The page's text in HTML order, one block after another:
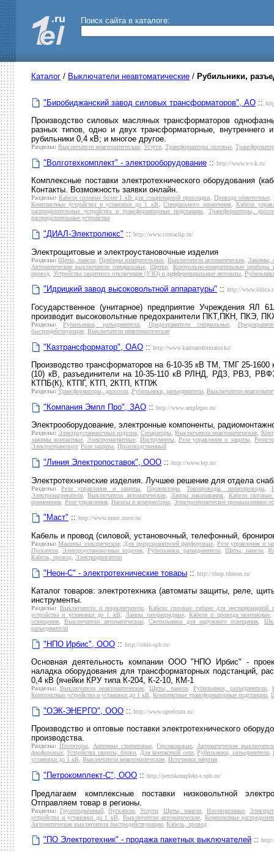
Поиск сайта в каталоге:
Каталог / Выключатели неавтоматические / Рубильники,
"Биробиджанский завод силовых трансформаторов", АО ::
Производство силовых масляных трансформаторов
разных типов, одно и двух трансформаторные,
рубильники 0,4 кВ; и многое другое.
Разделы: Выключатели неавтоматические, Услуги, Трансформаторы силовые,
"Волготехкомплект" - электрооборудование :: http://www.v-t-k.ru/
Комплексные поставки электротехнического оборудования
Контакты. Возможность заявки онлайн.
Разделы: Кабели силовые более 1 кВ для стационарной прокладки, Провода обмоточные,
Комплектные устройства и установки до 1 кВ,Специального назначения,Кабели
распределительные устройства и трансформаторные подстанции, Трансформаторы,
распределительные устройства
"ДИАЛ-Электролюкс" :: http://www.contaclip.ru/
Электрощитовые и электроустановочные изделия
Разделы: Щиты, панели,Приборы измерительные Выключатели автоматические
Зажимы,
Автоматические выключатели специальные ,Щитки
Контрольно-измерительные приборы
провод Устройства защитного отключения (УЗО) и дифференциальные автоматы
"Идрицкий завод высоковольтной аппаратуры" :: http://
Государственное (унитарное) предприятие Учреждения
производит высоковольтные предохранители ПКТ,ПКН, ПКЭ,
Разделы: Рубильники, разъединители Предохранители специальные,
быстродействующие Выключатели неавтоматические
"Казтрансформатор", ОАО :: http://www.kaztransformator.kz/
Производство трансформаторов на 6-10-35 кВ ТМ, ТМГ 25-
(10) кВ, разъединители на 10-35-110 кВ РЛНД, РДЗ, РВЗ,
КТПБ(К), КТПГ, КТП, 2КТП, КТПЖ
Разделы: Трансформаторы, дроссели Рубильники, разъединители Выключатели
"Компания Эмпл Про", ЗАО :: http://www.amplepro.ru/
Электрооборудование, электронные компоненты,
Разделы: Электроустановочные изделия,Сепараторы,Выключатели неавтоматические,
зажимы контактные,Электромагнитные, Инструменты, Реле управления и защиты,
Электротранспорт, Реле защиты, Производственный
"Линия Электропоставок", ООО :: http://www.lep.ru/
Электротехнические изделия. Лучшее решение для отдела
Разделы: Реле управления и защиты ,Прожекторы ,Токопроводы, шинопроводы
Электронагреватели ,Выключатели автоматические, Лампы накаливания
Кабели
применения
Реле управления Насосы и компрессоры Электротермическое промышленное
"Маст" :: http://www.must.nnov.ru/
Кабель и провод (силовой, установочный, телефонный,
Разделы: Машины электрические, Для предохранителей фарфоровые
Реле управления и
Пускатели ,Электроустановочные изделия ,Рубильники, разъединители ,Щиты, панели
Кабель, провод Электродвигатели
"Неон-С" - электротехнические товары :: http://shop.tdneon.ru/
Каталог товаров: электротехника (автоматы защиты, реле,
инструменты.
Разделы: Выключатели и переключатели ,Кабели силовые гибкие для нестационарной
устройства и установки до 1 кВ
Лампы газоразрядные, Кабели и провода монтажные
освещения ,Выключатели автоматические,Светильники для наружного освещения
разъединители
"НПО Ирбис", ООО :: http://irbis-spb.ru/
Основная деятельность компании ООО "НПО Ирбис" -
наладка оборудования для трансформаторных подстанций,
0,4 кВ (ячейки КРУ типа К-204, К-2-10, КМ-1
Разделы: Выключатели неавтоматические Щиты, панели Рубильники, разъединители
Комплектные устройства и установки до 1 кВ
Комплектные трансформаторные подстанции
"ОЭК-ЭНЕРГО", ООО :: http://www.optelcom.ru/
Производство и оптовые поставки электротехнического
производства.
Разделы: Изоляторы, Антенные стеатитовые, Герсиконовые, Автоматические
фарфоровые,Устройства защиты, блоки, Для контактной сети,Рубильники, разъединители,
установки до 1 кВ, Выключатели неавтоматические, Источники энергии
"Петрокомплект-С", ООО :: http://petrokomplekt-s.spb.ru/
Предлагаем комплексные поставки низковольтной
Отправляем товар в регионы.
Разделы: Грузоподъёмный,Пускатели Услуги, Щиты, панели Изоляционные,
устройства и установки до 1 кВ
Выключатели автоматические
Комплектные
Автоматические выключатели быстродействующие Кабель, провод
"ПО Электротехник" - продажа пакетных выключателей ::